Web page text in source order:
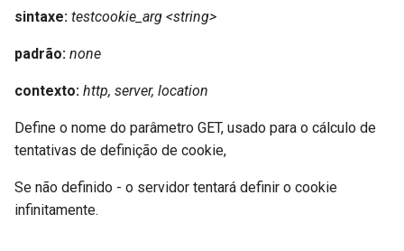
repl
riak
router
sintaxe: testcookie_arg <string>
padrão: none
contexto: http, server, location
Define o nome do parâmetro GET, usado para o cálculo de
tentativas de definição de cookie,
Se não definido - o servidor tentará definir o cookie
infinitamente.